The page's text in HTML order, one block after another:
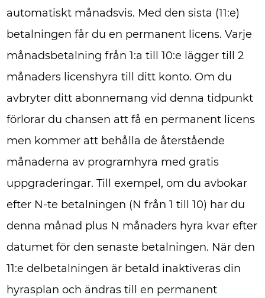
automatiskt månadsvis. Med den sista (11:e)
betalningen får du en permanent licens. Varje
månadsbetalning från 1:a till 10:e lägger till 2
månaders licenshyra till ditt konto. Om du
avbryter ditt abonnemang vid denna tidpunkt
förlorar du chansen att få en permanent licens
men kommer att behålla de återstående
månaderna av programhyra med gratis
uppgraderingar. Till exempel, om du avbokar
efter N-te betalningen (N från 1 till 10) har du
denna månad plus N månaders hyra kvar efter
datumet för den senaste betalningen. När den
11:e delbetalningen är betald inaktiveras din
hyrasplan och ändras till en permanent